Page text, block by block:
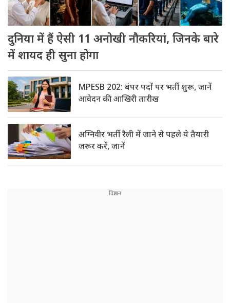
दुनिया में हैं ऐसी 11 अनोखी नौकरियां, जिनके बारे
में शायद ही सुना होगा
MPESB 202: बंपर पदों पर भर्ती शुरू, जानें
आवेदन की आखिरी तारीख
अग्निवीर भर्ती रैली में जाने से पहले ये तैयारी
जरूर करें, जानें